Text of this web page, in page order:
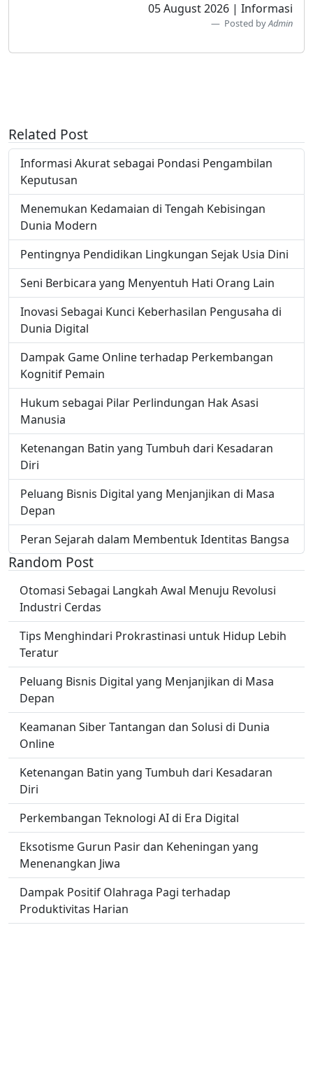
05 August 2026 | Informasi
Posted byAdmin
Related Post
Informasi Akurat sebagai Pondasi Pengambilan
Keputusan
Menemukan Kedamaian di Tengah Kebisingan
Dunia Modern
Pentingnya Pendidikan Lingkungan Sejak Usia Dini
Seni Berbicara yang Menyentuh Hati Orang Lain
Inovasi Sebagai Kunci Keberhasilan Pengusaha di
Dunia Digital
Dampak Game Online terhadap Perkembangan
Kognitif Pemain
Hukum sebagai Pilar Perlindungan Hak Asasi
Manusia
Ketenangan Batin yang Tumbuh dari Kesadaran
Diri
Peluang Bisnis Digital yang Menjanjikan di Masa
Depan
Peran Sejarah dalam Membentuk Identitas Bangsa
Random Post
Otomasi Sebagai Langkah Awal Menuju Revolusi
Industri Cerdas
Tips Menghindari Prokrastinasi untuk Hidup Lebih
Teratur
Peluang Bisnis Digital yang Menjanjikan di Masa
Depan
Keamanan Siber Tantangan dan Solusi di Dunia
Online
Ketenangan Batin yang Tumbuh dari Kesadaran
Diri
Perkembangan Teknologi AI di Era Digital
Eksotisme Gurun Pasir dan Keheningan yang
Menenangkan Jiwa
Dampak Positif Olahraga Pagi terhadap
Produktivitas Harian